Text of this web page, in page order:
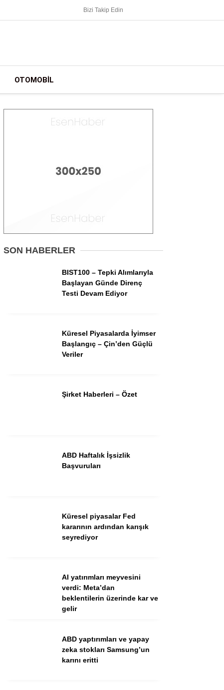
Gündem
Ekonomi
Borsa
Spor
Kripto
Facebook
Bizi Takip Edin
OTOMOBIL
SON HABERLER
BIST100 – Tepki Alımlarıyla
Başlayan Günde Direnç
Testi Devam Ediyor
Küresel Piyasalarda İyimser
Başlangıç – Çin’den Güçlü
Veriler
Şirket Haberleri – Özet
ABD Haftalık İşsizlik
Başvuruları
Küresel piyasalar Fed
kararının ardından karışık
seyrediyor
AI yatırımları meyvesini
verdi: Meta’dan
beklentilerin üzerinde kar ve
gelir
ABD yaptırımları ve yapay
zeka stokları Samsung’un
karını eritti